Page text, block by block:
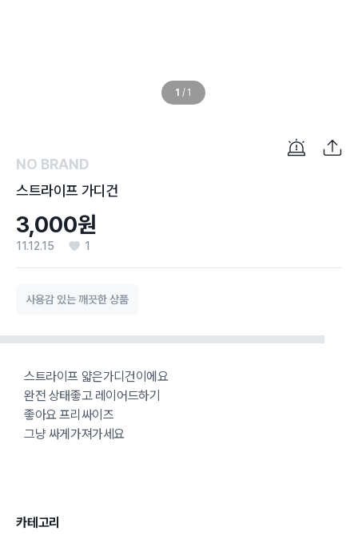
1 / 1
NO BRAND
스트라이프 가디건
3,000원
11.12.15 1
사용감 있는 깨끗한 상품
스트라이프 얇은가디건이에요
완전 상태좋고 레이어드하기
좋아요 프리싸이즈
그냥 싸게가져가세요
카테고리